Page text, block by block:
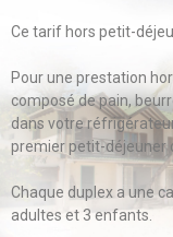
Ce tarif hors petit-
Pour une prestation
composé de pain,
dans votre
premier petit-déjeuner
Chaque duplex a une
adultes et 3 enfants.